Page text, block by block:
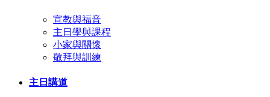
宣教與福音
主日學與課程
小家與關懷
敬拜與訓練
主日講道